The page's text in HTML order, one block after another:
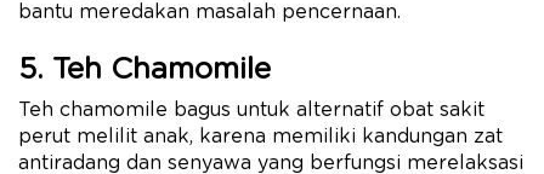
bantu meredakan masalah pencernaan.
5. Teh Chamomile
Teh chamomile bagus untuk alternatif obat sakit
perut melilit anak, karena memiliki kandungan zat
antiradang dan senyawa yang berfungsi merelaksasi